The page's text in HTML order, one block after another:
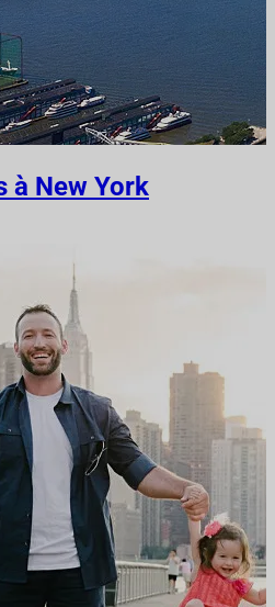
à New York